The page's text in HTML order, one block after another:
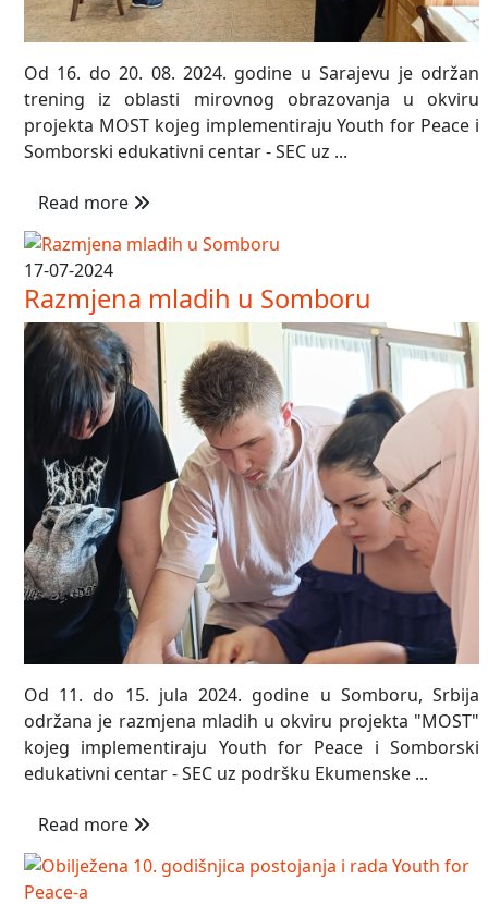
Od 16. do 20. 08. 2024. godine u Sarajevu je održan
trening iz oblasti mirovnog obrazovanja u okviru
projekta MOST kojeg implementiraju Youth for Peace i
Somborski edukativni centar - SEC uz ...
Read more
17-07-2024
Razmjena mladih u Somboru
Od 11. do 15. jula 2024. godine u Somboru, Srbija
održana je razmjena mladih u okviru projekta "MOST"
kojeg implementiraju Youth for Peace i Somborski
edukativni centar - SEC uz podršku Ekumenske ...
Read more